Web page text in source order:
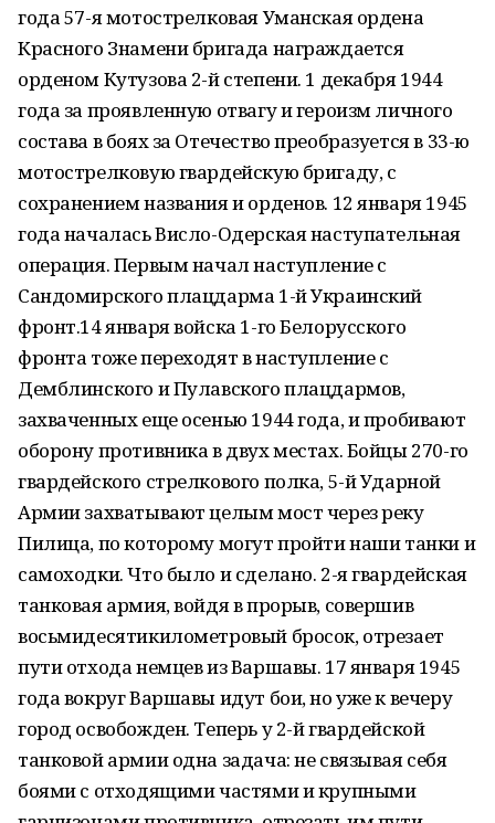
года 57-я мотострелковая Уманская ордена
Красного Знамени бригада награждается
орденом Кутузова 2-й степени. 1 декабря 1944
года за проявленную отвагу и героизм личного
состава в боях за Отечество преобразуется в 33-ю
мотострелковую гвардейскую бригаду, с
сохранением названия и орденов. 12 января 1945
года началась Висло-Одерская наступательная
операция. Первым начал наступление с
Сандомирского плацдарма 1-й Украинский
фронт.14 января войска 1-го Белорусского
фронта тоже переходят в наступление с
Демблинского и Пулавского плацдармов,
захваченных еще осенью 1944 года, и пробивают
оборону противника в двух местах. Бойцы 270-го
гвардейского стрелкового полка, 5-й Ударной
Армии захватывают целым мост через реку
Пилица, по которому могут пройти наши танки и
самоходки. Что было и сделано. 2-я гвардейская
танковая армия, войдя в прорыв, совершив
восьмидесятикилометровый бросок, отрезает
пути отхода немцев из Варшавы. 17 января 1945
года вокруг Варшавы идут бои, но уже к вечеру
город освобожден. Теперь у 2-й гвардейской
танковой армии одна задача: не связывая себя
боями с отходящими частями и крупными